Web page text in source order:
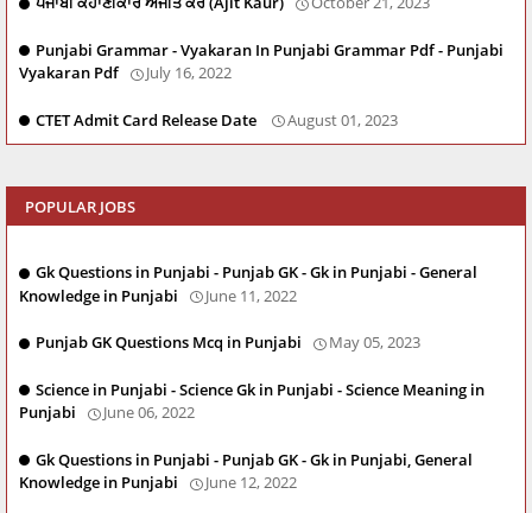
Punjabi Grammar - Vyakaran In Punjabi Grammar Pdf - Punjabi
Vyakaran Pdf
July 16, 2022
CTET Admit Card Release Date August 01, 2023
POPULAR JOBS
Gk Questions in Punjabi - Punjab GK - Gk in Punjabi - General
Knowledge in Punjabi
June 11, 2022
Punjab GK Questions Mcq in Punjabi May 05, 2023
Science in Punjabi - Science Gk in Punjabi - Science Meaning in
Punjabi
June 06, 2022
Gk Questions in Punjabi - Punjab GK - Gk in Punjabi, General
Knowledge in Punjabi
June 12, 2022